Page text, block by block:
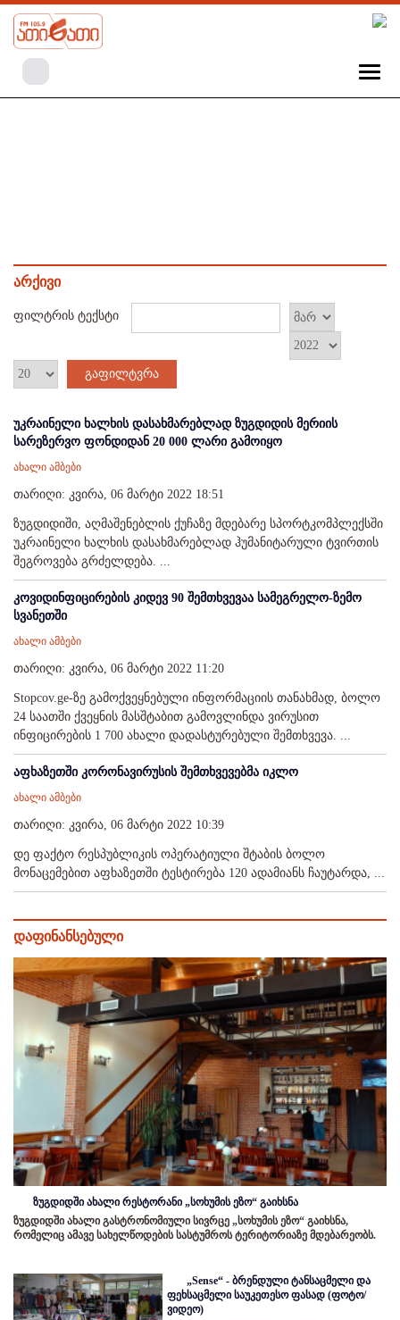
არქივი
ფილტრის ტექსტი
გაფილტვრა
უკრაინელი ხალხის დასახმარებლად ზუგდიდის მერიის
სარეზერვო ფონდიდან 20 000 ლარი გამოიყო
ახალი ამბები
თარიღი: კვირა, 06 მარტი 2022 18:51
ზუგდიდიში, აღმაშენებლის ქუჩაზე მდებარე სპორტკომპლექსში
უკრაინელი ხალხის დასახმარებლად ჰუმანიტარული ტვირთის
შეგროვება გრძელდება. ...
კოვიდინფიცირების კიდევ 90 შემთხვევაა სამეგრელო-ზემო
სვანეთში
ახალი ამბები
თარიღი: კვირა, 06 მარტი 2022 11:20
Stopcov.ge-ზე გამოქვეყნებული ინფორმაციის თანახმად, ბოლო
24 საათში ქვეყნის მასშტაბით გამოვლინდა ვირუსით
ინფიცირების 1 700 ახალი დადასტურებული შემთხვევა. ...
აფხაზეთში კორონავირუსის შემთხვევებმა იკლო
ახალი ამბები
თარიღი: კვირა, 06 მარტი 2022 10:39
დე ფაქტო რესპუბლიკის ოპერატიული შტაბის ბოლო
მონაცემებით აფხაზეთში ტესტირება 120 ადამიანს ჩაუტარდა, ...
დაფინანსებული
ზუგდიდში ახალი რესტორანი „სოხუმის ეზო“ გაიხსნა
ზუგდიდში ახალი გასტრონომიული სივრცე „სოხუმის ეზო“ გაიხსნა,
რომელიც ამავე სახელწოდების სასტუმროს ტერიტორიაზე მდებარეობს.
„Sense“ - ბრენდული ტანსაცმელი და
ფეხსაცმელი საუკეთესო ფასად (ფოტო/
ვიდეო)